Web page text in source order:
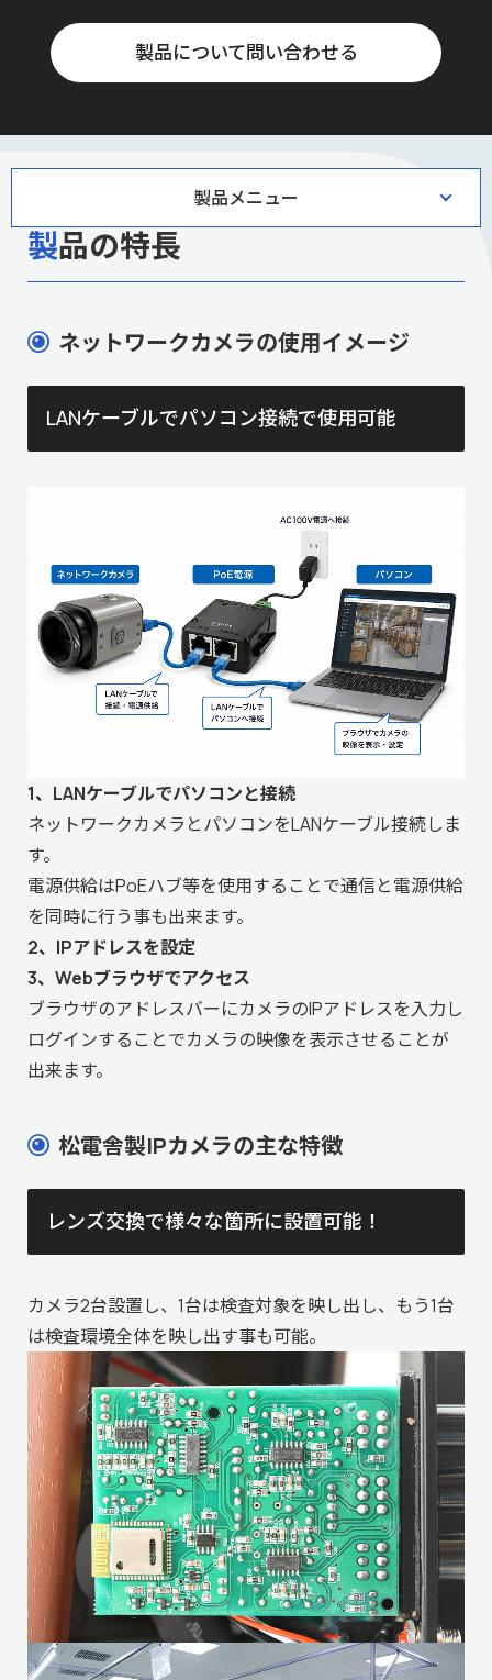
製品について問い合わせる
製品メニュー
製品の特長
ネットワークカメラの使用イメージ
LANケーブルでパソコン接続で使用可能
1、LANケーブルでパソコンと接続
ネットワークカメラとパソコンをLANケーブル接続しま
す。
電源供給はPoEハブ等を使用することで通信と電源供給
を同時に行う事も出来ます。
2、IPアドレスを設定
3、Webブラウザでアクセス
ブラウザのアドレスバーにカメラのIPアドレスを入力し
ログインすることでカメラの映像を表示させることが
出来ます。
松電舎製IPカメラの主な特徴
レンズ交換で様々な箇所に設置可能！
カメラ2台設置し、1台は検査対象を映し出し、もう1台
は検査環境全体を映し出す事も可能。